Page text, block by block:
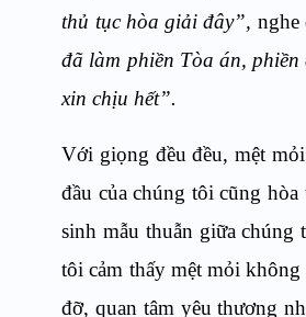
thủ tục hòa giải đây”, nghe
đã làm phiền Tòa án,
xin chịu hết”.
Với giọng đều đều, mệt
đầu của chúng tôi cũng
sinh mẫu thuẫn giữa
tôi cảm thấy mệt mỏi
đỡ, quan tâm yêu thương